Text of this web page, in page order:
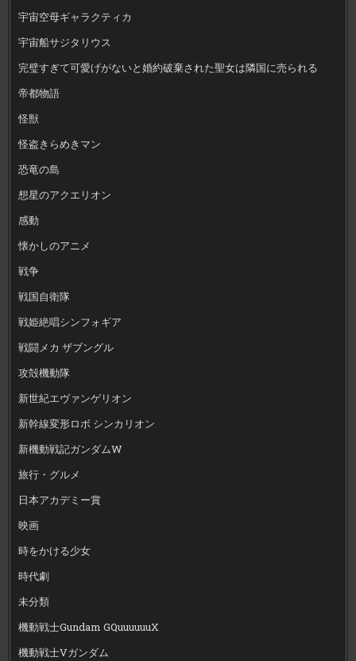
宇宙空母ギャラクティカ
宇宙船サジタリウス
完璧すぎて可愛げがないと婚約破棄された聖女は隣国に売られる
帝都物語
怪獣
怪盗きらめきマン
恐竜の島
想星のアクエリオン
感動
懐かしのアニメ
戦争
戦国自衛隊
戦姫絶唱シンフォギア
戦闘メカ ザブングル
攻殻機動隊
新世紀エヴァンゲリオン
新幹線変形ロボ シンカリオン
新機動戦記ガンダムW
旅行・グルメ
日本アカデミー賞
映画
時をかける少女
時代劇
未分類
機動戦士Gundam GQuuuuuuX
機動戦士Vガンダム